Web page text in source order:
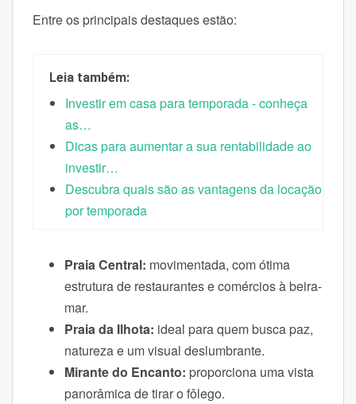
Entre os principais destaques estão:
Leia também:
Investir em casa para temporada - conheça
as…
Dicas para aumentar a sua rentabilidade ao
investir…
Descubra quais são as vantagens da locação
por temporada
Praia Central: movimentada, com ótima
estrutura de restaurantes e comércios à beira-
mar.
Praia da Ilhota: ideal para quem busca paz,
natureza e um visual deslumbrante.
Mirante do Encanto: proporciona uma vista
panorâmica de tirar o fôlego.